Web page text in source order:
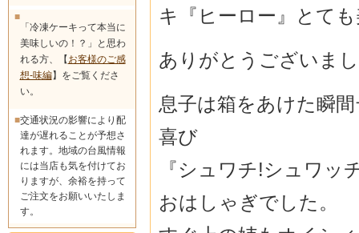
■
「冷凍ケーキって本当に
美味しいの！？」と思わ
れる方、【 お客様のご感
想-味編】をご覧くださ
い。
■交通状況の影響により配
達が遅れることが予想さ
れます。地域の台風情報
には当店も気を付けてお
りますが、余裕を持って
ご注文をお願いいたしま
す。
キ『ヒーロー』とて
ありがとうございま
息子は箱をあけた瞬
喜び
『シュワチ!シュワッ
おはしゃぎでした。